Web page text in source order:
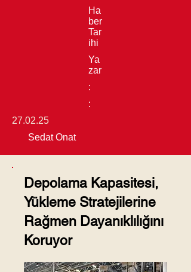
Ha
ber
Tar
ihi
Ya
zar
:
:
27.02.25
Sedat Onat
Depolama Kapasitesi,
Yükleme Stratejilerine
Rağmen Dayanıklılığını
Koruyor